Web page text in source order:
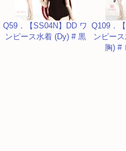
Q59．【SS04N】DD ワ
ンピース水着 (Dy) # 黒
Q109．
ンピー
胸) #